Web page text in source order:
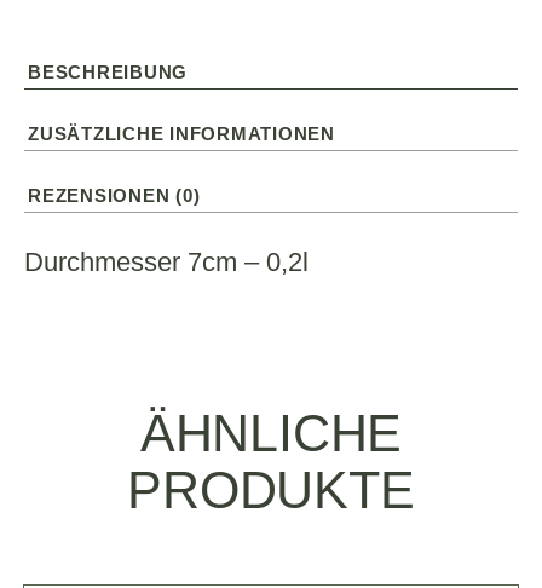
BESCHREIBUNG
ZUSÄTZLICHE INFORMATIONEN
REZENSIONEN (0)
Durchmesser 7cm – 0,2l
ÄHNLICHE
PRODUKTE